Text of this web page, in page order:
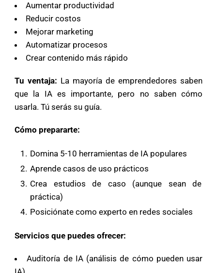
Aumentar productividad
Reducir costos
Mejorar marketing
Automatizar procesos
Crear contenido más rápido
Tu ventaja: La mayoría de emprendedores saben
que la IA es importante, pero no saben cómo
usarla. Tú serás su guía.
Cómo prepararte:
Domina 5-10 herramientas de IA populares
Aprende casos de uso prácticos
Crea estudios de caso (aunque sean de
práctica)
Posiciónate como experto en redes sociales
Servicios que puedes ofrecer:
Auditoría de IA (análisis de cómo pueden usar